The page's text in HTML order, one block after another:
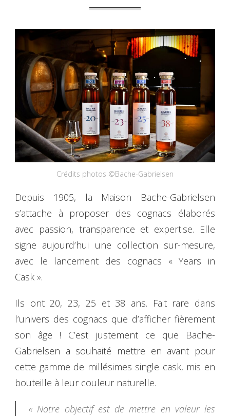
Crédits photos ©Bache-Gabrielsen
Depuis 1905, la Maison Bache-Gabrielsen
s’attache à proposer des cognacs élaborés
avec passion, transparence et expertise. Elle
signe aujourd’hui une collection sur-mesure,
avec le lancement des cognacs « Years in
Cask ».
Ils ont 20, 23, 25 et 38 ans. Fait rare dans
l’univers des cognacs que d’afficher fièrement
son âge ! C’est justement ce que Bache-
Gabrielsen a souhaité mettre en avant pour
cette gamme de millésimes single cask, mis en
bouteille à leur couleur naturelle.
« Notre objectif est de mettre en valeur les